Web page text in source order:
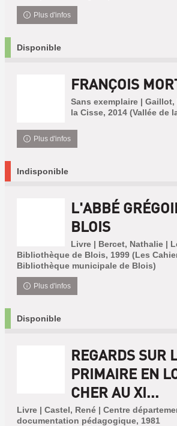
Plus d'infos
Disponible
FRANÇOIS
Sans exemplaire | Gaillot,
la Cisse, 2014 (Vallée de
Plus d'infos
Indisponible
L'ABBÉ
BLOIS
Livre | Bercet, Nathalie |
Bibliothèque de Blois, 1999 (Les
Bibliothèque municipale de Blois)
Plus d'infos
Disponible
REGARDS SUR
PRIMAIRE EN
CHER AU XI...
Livre | Castel, René | Centre
documentation pédagogique, 1981